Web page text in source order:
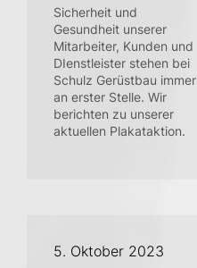
Sicherheit und
Gesundheit unserer
Mitarbeiter, Kunden und
DIenstleister stehen bei
Schulz Gerüstbau immer
an erster Stelle. Wir
berichten zu unserer
aktuellen Plakataktion.
5. Oktober 2023